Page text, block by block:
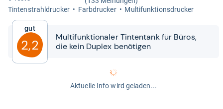
Tin­ten­strahl­dru­cker
Farb­dru­cker Mul­ti­funk­ti­ons­dru­cker
Gut
2,2
Mul­ti­funk­tio­na­ler Tin­ten­tank für Büros,
die kein Duplex benö­ti­gen
Aktuelle Info wird geladen...